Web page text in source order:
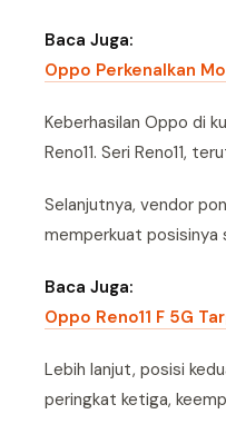
Baca Juga:
Oppo Perkenalkan
Keberhasilan Oppo di
Reno11. Seri Reno11,
Selanjutnya, vendor
memperkuat posisinya
Baca Juga:
Oppo Reno11 F 5G
Lebih lanjut, posisi
peringkat ketiga,